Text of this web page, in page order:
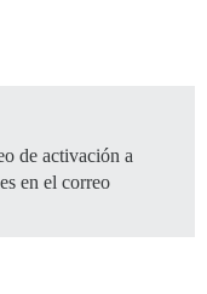
de activación a
en el correo